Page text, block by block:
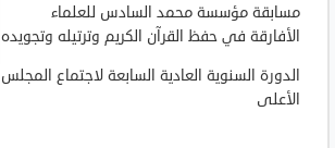
مسابقة مؤسسة محمد السادس للعلماء
الأفارقة في حفظ القرآن الكريم وترتيله وتجويده
الدورة السنوية العادية السابعة لاجتماع المجلس
الأعلى